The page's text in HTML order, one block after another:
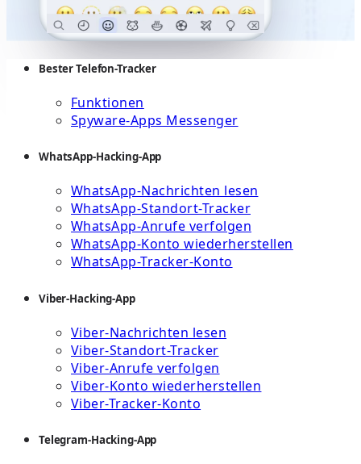
Bester Telefon-Tracker
Funktionen
Spyware-Apps Messenger
WhatsApp-Hacking-App
WhatsApp-Nachrichten lesen
WhatsApp-Standort-Tracker
WhatsApp-Anrufe verfolgen
WhatsApp-Konto wiederherstellen
WhatsApp-Tracker-Konto
Viber-Hacking-App
Viber-Nachrichten lesen
Viber-Standort-Tracker
Viber-Anrufe verfolgen
Viber-Konto wiederherstellen
Viber-Tracker-Konto
Telegram-Hacking-App